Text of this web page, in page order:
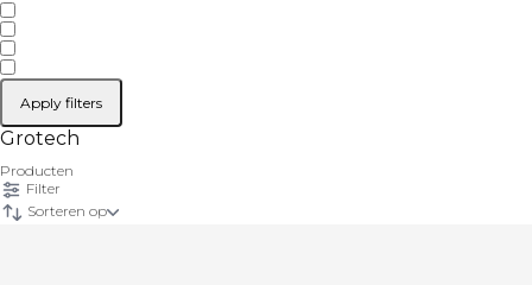
Apply filters
Grotech
Producten
Filter
Sorteren op